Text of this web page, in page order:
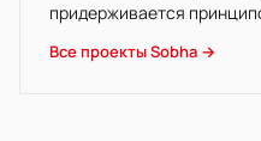
придерживается
Все проекты Sobha →